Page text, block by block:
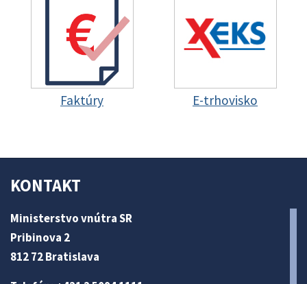
Faktúry E-trhovisko
KONTAKT
Ministerstvo vnútra SR
Pribinova 2
812 72 Bratislava